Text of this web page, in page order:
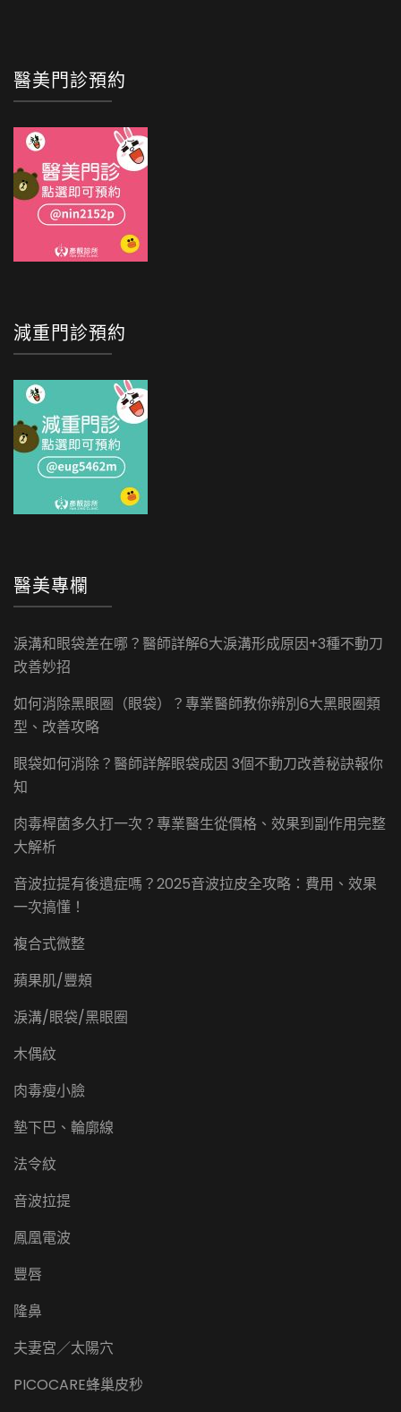
醫美門診預約
減重門診預約
醫美專欄
淚溝和眼袋差在哪？醫師詳解6大淚溝形成原因+3種不動刀
改善妙招
如何消除黑眼圈（眼袋）？專業醫師教你辨別6大黑眼圈類
型、改善攻略
眼袋如何消除？醫師詳解眼袋成因 3個不動刀改善秘訣報你
知
肉毒桿菌多久打一次？專業醫生從價格、效果到副作用完整
大解析
音波拉提有後遺症嗎？2025音波拉皮全攻略：費用、效果
一次搞懂！
複合式微整
蘋果肌/豐頰
淚溝/眼袋/黑眼圈
木偶紋
肉毒瘦小臉
墊下巴、輪廓線
法令紋
音波拉提
鳳凰電波
豐唇
隆鼻
夫妻宮／太陽穴
PICOCARE蜂巢皮秒